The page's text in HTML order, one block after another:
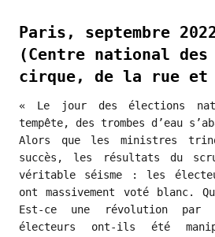
Paris, septembre 2022
(Centre national
cirque, de la rue et
« Le jour des élections
tempête, des trombes d’eau
Alors que les ministres
succès, les résultats du
véritable séisme : les
ont massivement voté blanc.
Est-ce une révolution
électeurs ont-ils été